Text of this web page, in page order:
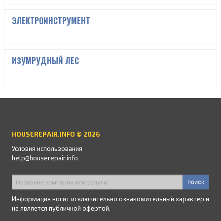
ЭЛЕКТРОИНСТРУМЕНТ
ИЗУМРУДНЫЙ ЛЕС
HOUSEREPAIR.INFO © 2026
Условия использования
help@houserepair.info
поиск
Информация носит исключительно ознакомительный характер и
не является публичной офертой.